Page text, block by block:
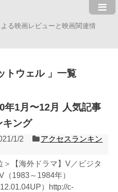
る映画レビューと映画関連情
トウェル 一覧
年1月〜12月 人気記事
キング
1/2
アクセスランキン
＞【海外ドラマ】V／ビジタ
（1983～1984年）
）http://c-